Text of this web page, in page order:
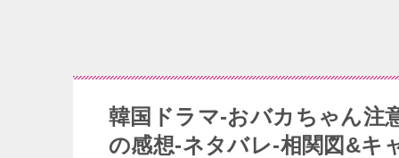
韓国ドラマ-おバカちゃん注
の感想-ネタバレ-相関図&キ